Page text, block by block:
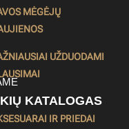
MĖGĖJŲ
UŽDUODAMI
KATALOGAS
IR PRIEDAI